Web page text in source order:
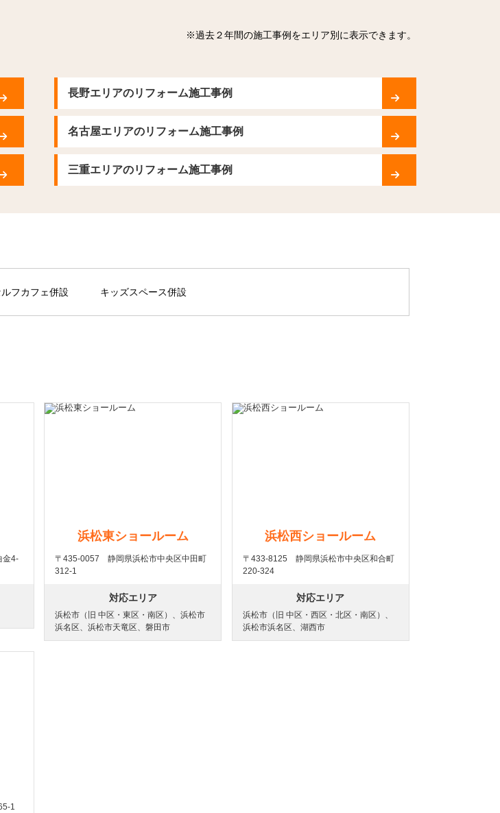
※過去２年間の施工事例をエリア別に表示できます。
長野エリアのリフォーム施工事例
名古屋エリアのリフォーム施工事例
三重エリアのリフォーム施工事例
ルフカフェ併設 キッズスペース併設
金4-
浜松東ショールーム
〒435-0057 静岡県浜松市中央区中田町
312-1
対応エリア
浜松市（旧 中区・東区・南区）、浜松市
浜名区、浜松市天竜区、磐田市
浜松西ショールーム
〒433-8125 静岡県浜松市中央区和合町
220-324
対応エリア
浜松市（旧 中区・西区・北区・南区）、
浜松市浜名区、湖西市
1